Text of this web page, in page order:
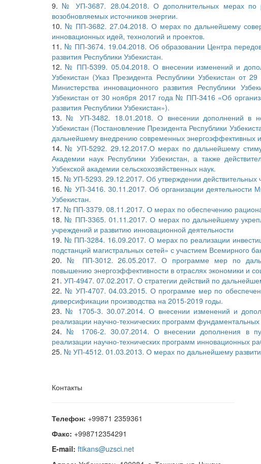
9.№ УП-3687. 28.04.2018. О дополнительных мерах по
возобновляемых источников энергии.
10. № ПП-3682. 27.04.2018. О мерах по дальнейшему
инновационных идей, технологий и проектов.
11. № ПП-3674. 19.04.2018. Об образовании Центра
развития Республики Узбекистан.
12.№ ПП-5399. 05.04.2018. О внесении изменений и
Узбекистан (Указ Президента Республики Узбекистан
Министерства инновационного развития Республики
Узбекистан от 30 ноября 2017 года № ПП-3416 «Об
развития Республики Узбекистан»).
13.№ УП-3482. 18.01.2018. О внесении дополнений в
Узбекистан (Постановление Президента Республики
дальнейшему внедрению современных энергоэффективных
14.№ УП-5292. 29.12.2017.О мерах по дальнейшему
Академии наук Республики Узбекистан, а также
Узбекской академии сельскохозяйственных наук.
15. № УП-5293. 29.12.2017. Об утверждении действительных
16.№ УП-3416. 30.11.2017. Об организации деятельности
Узбекистан.
17. № ПП-3379. 08.11.2017. О мерах по обеспечению
18.№ ПП-3365. 01.11.2017. О мерах по дальнейшему
учреждений и развитию инновационной деятельности
19. № ПП-3284. 16.09.2017. О мерах по реализации
подстанций магистральных сетей» с участием Всемирного
20. № ПП-3012. 26.05.2017. О программе мер по
повышению энергоэффективности в отраслях экономики и
21. УП-4947. 07.02.2017. О стратегии действий по
22. № УП-4707. 04.03.2015. О программе мер по
диверсификации производства на 2015-2019 годы.
23.№ 1705-3. 30.07.2014.О внесении изменений и
реализации научно-технических программ
24.№ 1706-2. 30.07.2014. О внесении дополнения в
реализации научно-технических программ инновационных
25. № УП-4512. 01.03.2013. О мерах по дальнейшему
Контакты
Телефон: +99871 2359361
Факс: +998712354291
E-mail: ftikans@uzsci.net